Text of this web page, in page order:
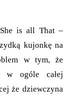
is all That –
kujonkę na
w tym, że
w ogóle całej
że dziewczyna